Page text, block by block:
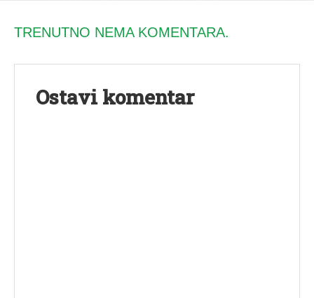
TRENUTNO NEMA KOMENTARA.
Ostavi komentar